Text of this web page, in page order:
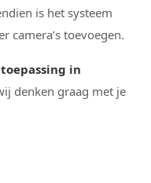
is het systeem
camera’s toevoegen.
in
denken graag met je